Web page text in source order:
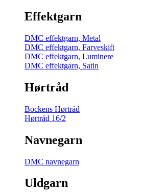
Effektgarn
DMC effektgarn, Metal
DMC effektgarn, Farveskift
DMC effektgarn, Luminere
DMC effektgarn, Satin
Hørtråd
Bockens Hørtråd
Hørtråd 16/2
Navnegarn
DMC navnegarn
Uldgarn